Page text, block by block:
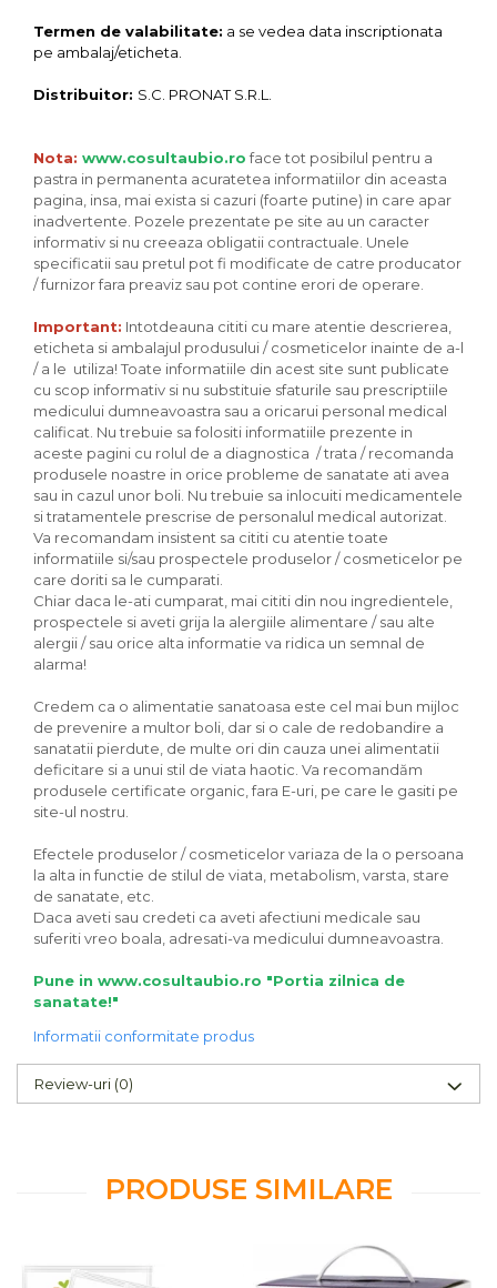
Termen de valabilitate: a se vedea data inscriptionata
pe ambalaj/eticheta.
Distribuitor: S.C. PRONAT S.R.L.
Nota: www.cosultaubio.roface tot posibilul pentru a
pastra in permanenta acuratetea informatiilor din aceasta
pagina, insa, mai exista si cazuri (foarte putine) in care apar
inadvertente. Pozele prezentate pe site au un caracter
informativ si nu creeaza obligatii contractuale. Unele
specificatii sau pretul pot fi modificate de catre producator
/ furnizor fara preaviz sau pot contine erori de operare.
Important: Intotdeauna cititi cu mare atentie descrierea,
eticheta si ambalajul produsului / cosmeticelor inainte de a-l
/ a le utiliza! Toate informatiile din acest site sunt publicate
cu scop informativ si nu substituie sfaturile sau prescriptiile
medicului dumneavoastra sau a oricarui personal medical
calificat. Nu trebuie sa folositi informatiile prezente in
aceste pagini cu rolul de a diagnostica / trata / recomanda
produsele noastre in orice probleme de sanatate ati avea
sau in cazul unor boli. Nu trebuie sa inlocuiti medicamentele
si tratamentele prescrise de personalul medical autorizat.
Va recomandam insistent sa cititi cu atentie toate
informatiile si/sau prospectele produselor / cosmeticelor pe
care doriti sa le cumparati.
Chiar daca le-ati cumparat, mai cititi din nou ingredientele,
prospectele si aveti grija la alergiile alimentare / sau alte
alergii / sau orice alta informatie va ridica un semnal de
alarma!
Credem ca o alimentatie sanatoasa este cel mai bun mijloc
de prevenire a multor boli, dar si o cale de redobandire a
sanatatii pierdute, de multe ori din cauza unei alimentatii
deficitare si a unui stil de viata haotic. Va recomandăm
produsele certificate organic, fara E-uri, pe care le gasiti pe
site-ul nostru.
Efectele produselor / cosmeticelor variaza de la o persoana
la alta in functie de stilul de viata, metabolism, varsta, stare
de sanatate, etc.
Daca aveti sau credeti ca aveti afectiuni medicale sau
suferiti vreo boala, adresati-va medicului dumneavoastra.
Pune in www.cosultaubio.ro "Portia zilnica de
sanatate!"
Informatii conformitate produs
Review-uri (0)
PRODUSE SIMILARE